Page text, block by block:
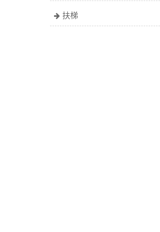
扶梯